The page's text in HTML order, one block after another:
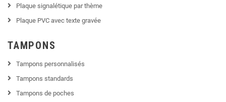
Plaque signalétique par thème
Plaque PVC avec texte gravée
TAMPONS
Tampons personnalisés
Tampons standards
Tampons de poches